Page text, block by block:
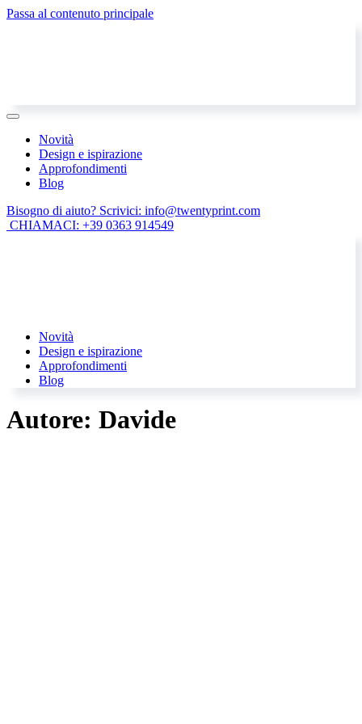
Passa al contenuto principale
Novità
Design e ispirazione
Approfondimenti
Blog
Bisogno di aiuto? Scrivici: info@twentyprint.com
CHIAMACI: +39 0363 914549
Novità
Design e ispirazione
Approfondimenti
Blog
Autore: Davide